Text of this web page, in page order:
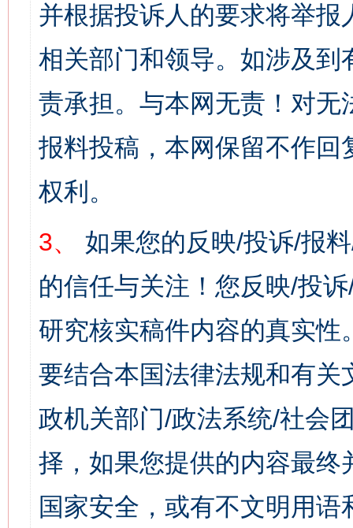
并根据投诉人的要求将举
相关部门和领导。如涉及
责承担。与本网无责！对
报料投稿，本网保留不作
权利。
3、
如果您的反映/投诉/报
的信任与关注！您反映/投
研究核实稿件内容的真实
要结合本国法律法规和有关
政机关部门/政法系统/社会
择，如果您提供的内容最
国家安全，或有不文明用